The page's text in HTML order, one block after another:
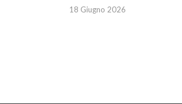
18 Giugno 2026